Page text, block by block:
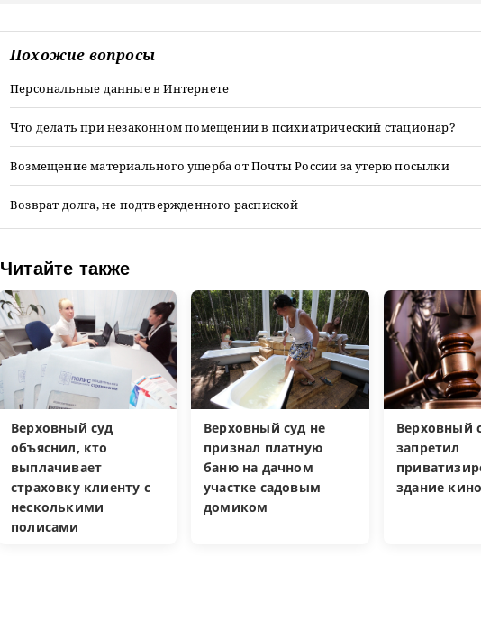
Похожие вопросы
Персональные данные в Интернете
Что делать при незаконном помещении в психиатрический стационар?
Возмещение материального ущерба от Почты России за утерю посылки
Возврат долга, не подтвержденного распиской
Читайте также
Верховный суд
объяснил, кто
выплачивает
страховку клиенту с
несколькими
полисами
Верховный суд не
признал платную
баню на дачном
участке садовым
домиком
Верховный
запретил
здание